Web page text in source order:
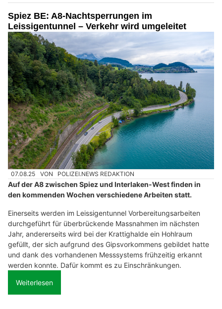
Spiez BE: A8-Nachtsperrungen im
Leissigentunnel – Verkehr wird umgeleitet
07.08.25 VON POLIZEI.NEWS REDAKTION
Auf der A8 zwischen Spiez und Interlaken-West finden in
den kommenden Wochen verschiedene Arbeiten statt.
Einerseits werden im Leissigentunnel Vorbereitungsarbeiten
durchgeführt für überbrückende Massnahmen im nächsten
Jahr, andererseits wird bei der Krattighalde ein Hohlraum
gefüllt, der sich aufgrund des Gipsvorkommens gebildet hatte
und dank des vorhandenen Messsystems frühzeitig erkannt
werden konnte. Dafür kommt es zu Einschränkungen.
Weiterlesen